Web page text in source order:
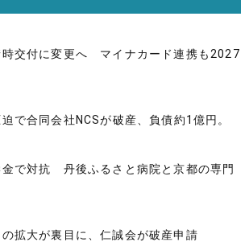
時交付に変更へ マイナカード連携も2027
で合同会社NCSが破産、負債約1億円。
で対抗 丹後ふるさと病院と京都の専門
拡大が裏目に、仁誠会が破産申請